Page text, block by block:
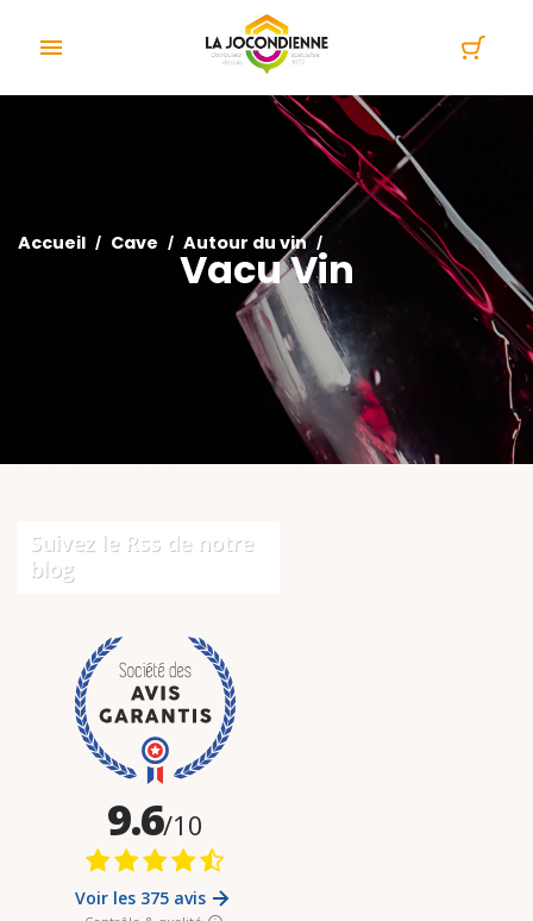

Accueil Cave Autour du vin
Vacu Vin
Suivez le Rss de notre
blog
Panneau de gestion des cookies